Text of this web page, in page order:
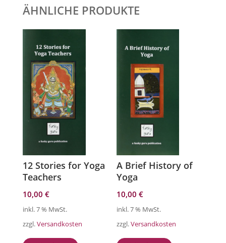
ÄHNLICHE PRODUKTE
12 Stories for Yoga
Teachers
10,00 €
inkl. 7 % MwSt.
zzgl.Versandkosten
A Brief History of
Yoga
10,00€
inkl. 7 % MwSt.
zzgl.Versandkosten